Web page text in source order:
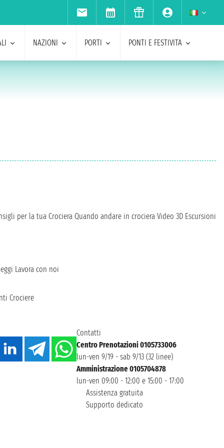
NAZIONI PORTI PONTI E FESTIVITA
per la tua Crociera Quando andare in crociera Video 3D Escursioni
Lavora con noi
Crociere
Contatti
Centro Prenotazioni 0105733006
lun-ven 9/19 - sab 9/13 (32 linee)
Amministrazione 0105704878
lun-ven 09:00 - 12:00 e 15:00 - 17:00
Assistenza gratuita
Supporto dedicato